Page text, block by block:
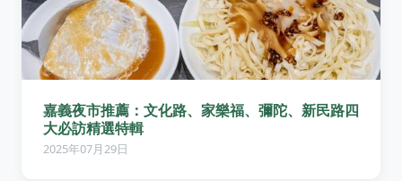
嘉義夜市推薦：文化路、家樂福、彌陀、新民路四
大必訪精選特輯
2025年07月29日